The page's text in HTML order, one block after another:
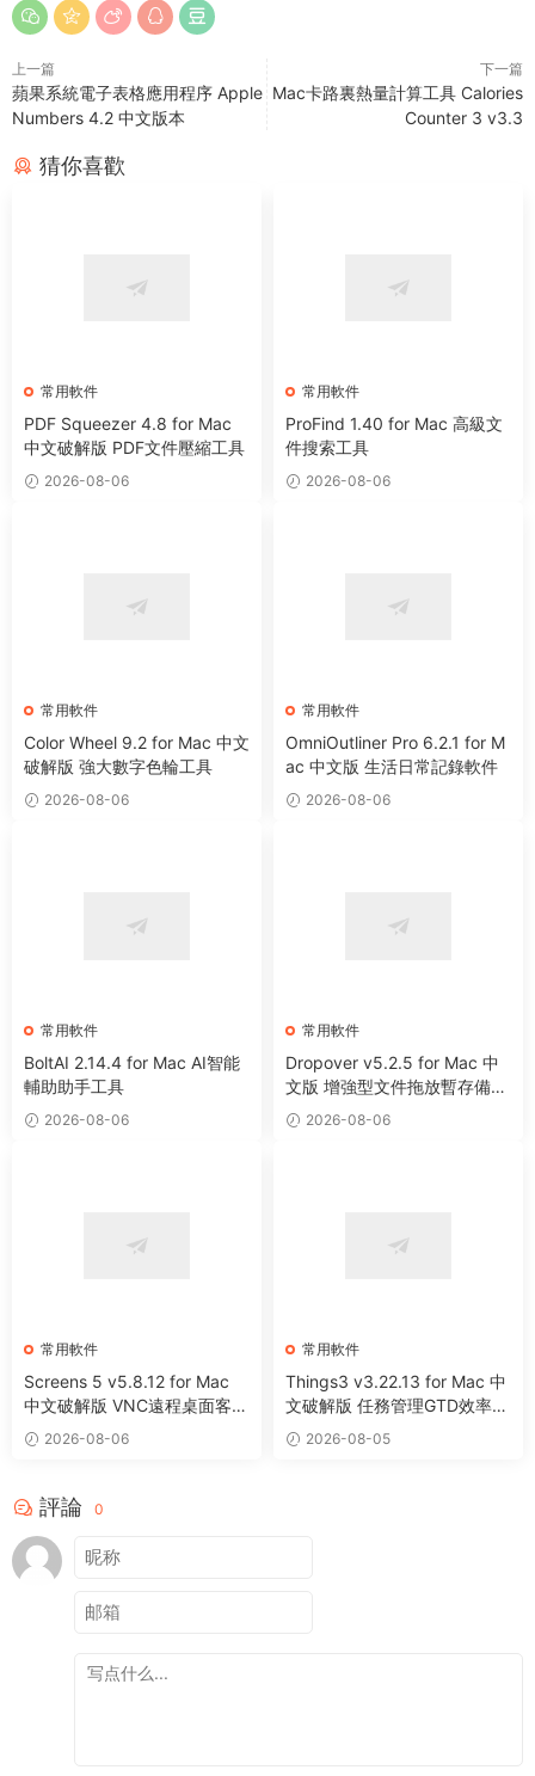
上一篇
蘋果系統電子表格應用程序 Apple
Numbers 4.2 中文版本
下一篇
Mac卡路裏熱量計算工具 Calories
Counter 3 v3.3
猜你喜歡
常用軟件
PDF Squeezer 4.8 for Mac
中文破解版 PDF文件壓縮工具
2026-08-06
常用軟件
ProFind 1.40 for Mac 高級文
件搜索工具
2026-08-06
常用軟件
Color Wheel 9.2 for Mac 中文
破解版 強大數字色輪工具
2026-08-06
常用軟件
OmniOutliner Pro 6.2.1 for M
ac 中文版 生活日常記錄軟件
2026-08-06
常用軟件
BoltAI 2.14.4 for Mac AI智能
輔助助手工具
2026-08-06
常用軟件
Dropover v5.2.5 for Mac 中
文版 增強型文件拖放暫存備用
整理工具
2026-08-06
常用軟件
Screens 5 v5.8.12 for Mac
中文破解版 VNC遠程桌面客戶
端應用程序
2026-08-06
常用軟件
Things3 v3.22.13 for Mac 中
文破解版 任務管理GTD效率工
具 2026-08-05
評論 0